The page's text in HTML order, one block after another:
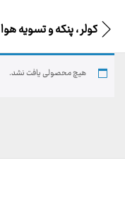
کولر ، پنکه و تسویه هوا
هیچ محصولی یافت نشد.